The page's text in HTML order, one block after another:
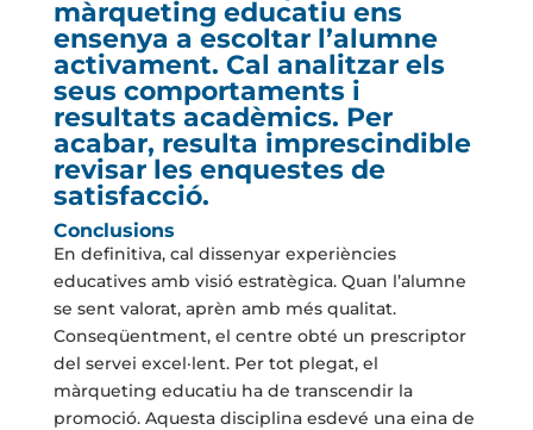
màrqueting educatiu ens
ensenya a escoltar l’alumne
activament. Cal analitzar els
seus comportaments i
resultats acadèmics. Per
acabar, resulta imprescindible
revisar les enquestes de
satisfacció.
Conclusions
En definitiva, cal dissenyar experiències
educatives amb visió estratègica. Quan l’alumne
se sent valorat, aprèn amb més qualitat.
Conseqüentment, el centre obté un prescriptor
del servei excel·lent. Per tot plegat, el
màrqueting educatiu ha de transcendir la
promoció. Aquesta disciplina esdevé una eina de